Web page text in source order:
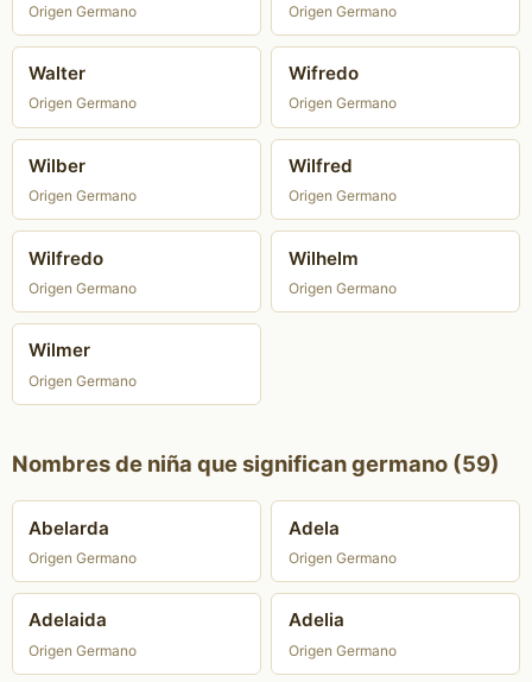
Origen Germano Origen Germano
Walter
Origen Germano
Wifredo
Origen Germano
Wilber
Origen Germano
Wilfred
Origen Germano
Wilfredo
Origen Germano
Wilhelm
Origen Germano
Wilmer
Origen Germano
Nombres de niña que significan germano (59)
Abelarda
Origen Germano
Adela
Origen Germano
Adelaida
Origen Germano
Adelia
Origen Germano